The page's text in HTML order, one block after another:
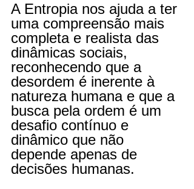
A Entropia nos ajuda a ter
uma compreensão mais
completa e realista das
dinâmicas sociais,
reconhecendo que a
desordem é inerente à
natureza humana e que a
busca pela ordem é um
desafio contínuo e
dinâmico que não
depende apenas de
decisões humanas.